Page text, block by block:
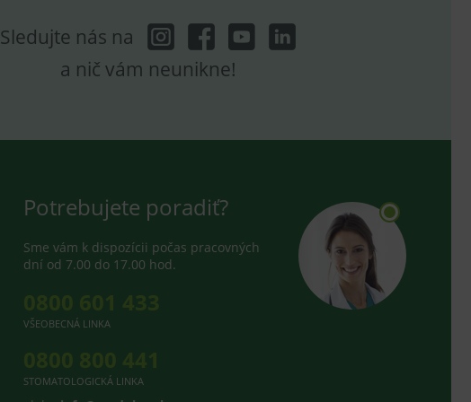
Sledujte nás na
a nič vám neunikne!
Potrebujete poradiť?
Sme vám k dispozícii počas pracovných
dní od 7.00 do 17.00 hod.
VŠEOBECNÁ LINKA
STOMATOLOGICKÁ LINKA